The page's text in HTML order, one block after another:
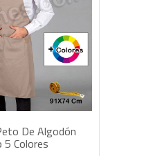
De Algodón
5 Colores